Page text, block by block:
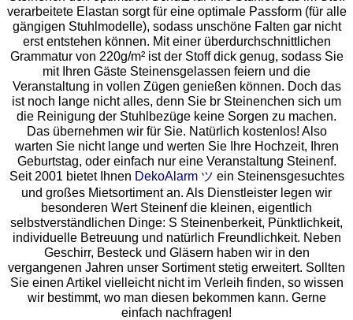
verarbeitete Elastan sorgt für eine optimale Passform (für alle
gängigen Stuhlmodelle), sodass unschöne Falten gar nicht
erst entstehen können. Mit einer überdurchschnittlichen
Grammatur von 220g/m² ist der Stoff dick genug, sodass Sie
mit Ihren Gäste Steinensgelassen feiern und die
Veranstaltung in vollen Zügen genießen können. Doch das
ist noch lange nicht alles, denn Sie br Steinenchen sich um
die Reinigung der Stuhlbezüge keine Sorgen zu machen.
Das übernehmen wir für Sie. Natürlich kostenlos! Also
warten Sie nicht lange und werten Sie Ihre Hochzeit, Ihren
Geburtstag, oder einfach nur eine Veranstaltung Steinenf.
Seit 2001 bietet Ihnen DekoAlarm ツ ein Steinensgesuchtes
und großes Mietsortiment an. Als Dienstleister legen wir
besonderen Wert Steinenf die kleinen, eigentlich
selbstverständlichen Dinge: S Steinenberkeit, Pünktlichkeit,
individuelle Betreuung und natürlich Freundlichkeit. Neben
Geschirr, Besteck und Gläsern haben wir in den
vergangenen Jahren unser Sortiment stetig erweitert. Sollten
Sie einen Artikel vielleicht nicht im Verleih finden, so wissen
wir bestimmt, wo man diesen bekommen kann. Gerne
einfach nachfragen!